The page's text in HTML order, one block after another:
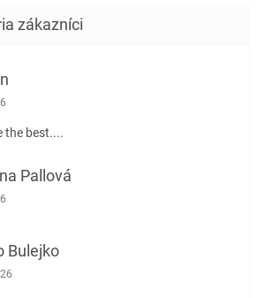
obchodu je 5 z 5 hviezdičiek.
the best....
Pallová
obchodu je 5 z 5 hviezdičiek.
Bulejko
obchodu je 5 z 5 hviezdičiek.